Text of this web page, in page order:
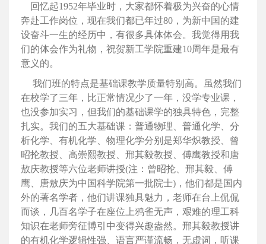
回忆起1952年毕业时，大家都怀着极为兴奋的心情
奔赴工作岗位，现在我们都已年过80，为新中国的建
设奋斗一生的经历中，有很多具体体会。我觉得用我
们的体会作为礼物，祝贺新工学院重建10周年是最有
意义的。
我们班的特点是基础课教学质量特别高。虽然我们
在校学了三年，比正常情况少了一年，没学专业课，
也没参加实习，但我们的基础课学的独具特色，完整
扎实。我们的五大基础课：普通物理、普通化学、分
析化学、有机化学、物理化学分别是郑华炽教授、曾
昭抡教授、高崇熙教授、邢其毅教授、傅鹰教授和唐
敖庆教授等六位老师讲授(注：曾昭抡、邢其毅、傅
鹰、唐敖庆为中国科学院第一批院士)，他们都是国内
外的著名学者，他们讲课独具魅力，老师在台上侃侃
而谈，几百名学子在座位上鸦雀无声，艰难的理工科
知识在老师旁征博引中变得兴趣盎然。邢其毅教授讲
的有机化学逻辑性强、语言严谨流畅，无虚词，听课